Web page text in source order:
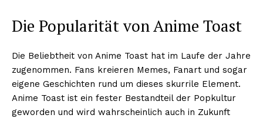
Die Popularität von Anime Toast
Die Beliebtheit von Anime Toast hat im Laufe der Jahre
zugenommen. Fans kreieren Memes, Fanart und sogar
eigene Geschichten rund um dieses skurrile Element.
Anime Toast ist ein fester Bestandteil der Popkultur
geworden und wird wahrscheinlich auch in Zukunft